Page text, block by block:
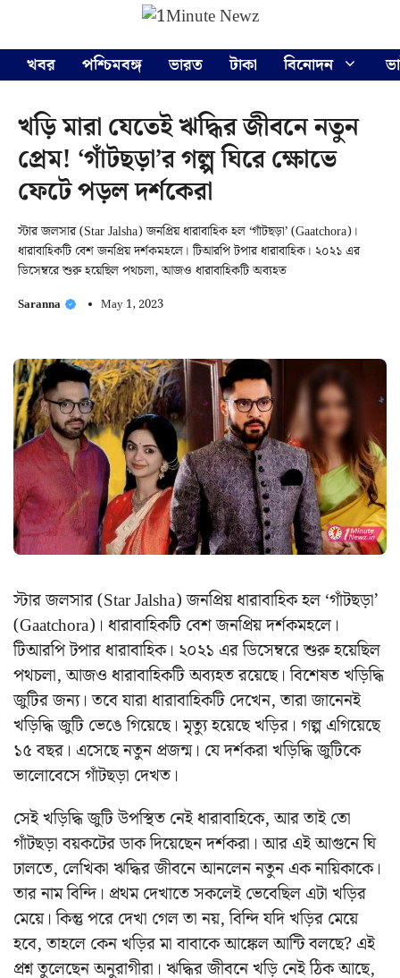
content
খবর
পশ্চিমবঙ্গ ভারত টাকা বিনোদন
খড়ি মারা যেতেই ঋদ্ধির জীবনে নতুন
প্রেম! ‘গাঁটছড়া’র গল্প ঘিরে ক্ষোভে
ফেটে পড়ল দর্শকেরা
স্টার জলসার (Star Jalsha) জনপ্রিয় ধারাবাহিক হল ‘গাঁটছড়া’ (Gaatchora)।
ধারাবাহিকটি বেশ জনপ্রিয় দর্শকমহলে। টিআরপি টপার ধারাবাহিক। ২০২১ এর
ডিসেম্বরে শুরু হয়েছিল পথচলা, আজও ধারাবাহিকটি অব্যহত
Saranna May 1, 2023
স্টার জলসার (Star Jalsha) জনপ্রিয় ধারাবাহিক হল ‘গাঁটছড়া’
(Gaatchora)। ধারাবাহিকটি বেশ জনপ্রিয় দর্শকমহলে।
টিআরপি টপার ধারাবাহিক। ২০২১ এর ডিসেম্বরে শুরু হয়েছিল
পথচলা, আজও ধারাবাহিকটি অব্যহত রয়েছে। বিশেষত খড়িদ্ধি
জুটির জন্য। তবে যারা ধারাবাহিকটি দেখেন, তারা জানেনই
খড়িদ্ধি জুটি ভেঙে গিয়েছে। মৃত্যু হয়েছে খড়ির। গল্প এগিয়েছে
১৫ বছর। এসেছে নতুন প্রজন্ম। যে দর্শকরা খড়িদ্ধি জুটিকে
ভালোবেসে গাঁটছড়া দেখত।
সেই খড়িদ্ধি জুটি উপস্থিত নেই ধারাবাহিকে, আর তাই তো
গাঁটছড়া বয়কটের ডাক দিয়েছেন দর্শকরা। আর এই আগুনে ঘি
ঢালতে, লেখিকা ঋদ্ধির জীবনে আনলেন নতুন এক নায়িকাকে।
তার নাম বিন্দি। প্রথম দেখাতে সকলেই ভেবেছিল এটা খড়ির
মেয়ে। কিন্তু পরে দেখা গেল তা নয়, বিন্দি যদি খড়ির মেয়ে
হবে, তাহলে কেন খড়ির মা বাবাকে আঙ্কেল আন্টি বলছে? এই
প্রশ্ন তুলেছেন অনুরাগীরা। ঋদ্ধির জীবনে খড়ি নেই ঠিক আছে,